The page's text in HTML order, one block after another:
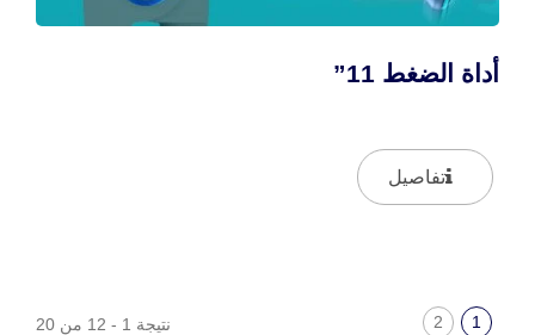
أداة الضغط 11”
تفاصيل
نتيجة 1 - 12 من 20 1
2